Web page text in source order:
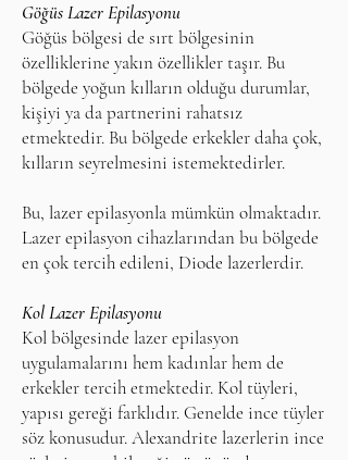
Göğüs Lazer Epilasyonu
Göğüs bölgesi de sırt bölgesinin
özelliklerine yakın özellikler taşır. Bu
bölgede yoğun kılların olduğu durumlar,
kişiyi ya da partnerini rahatsız
etmektedir. Bu bölgede erkekler daha çok,
kılların seyrelmesini istemektedirler.
Bu, lazer epilasyonla mümkün olmaktadır.
Lazer epilasyon cihazlarından bu bölgede
en çok tercih edileni, Diode lazerlerdir.
Kol Lazer Epilasyonu
Kol bölgesinde lazer epilasyon
uygulamalarını hem kadınlar hem de
erkekler tercih etmektedir. Kol tüyleri,
yapısı gereği farklıdır. Genelde ince tüyler
söz konusudur. Alexandrite lazerlerin ince